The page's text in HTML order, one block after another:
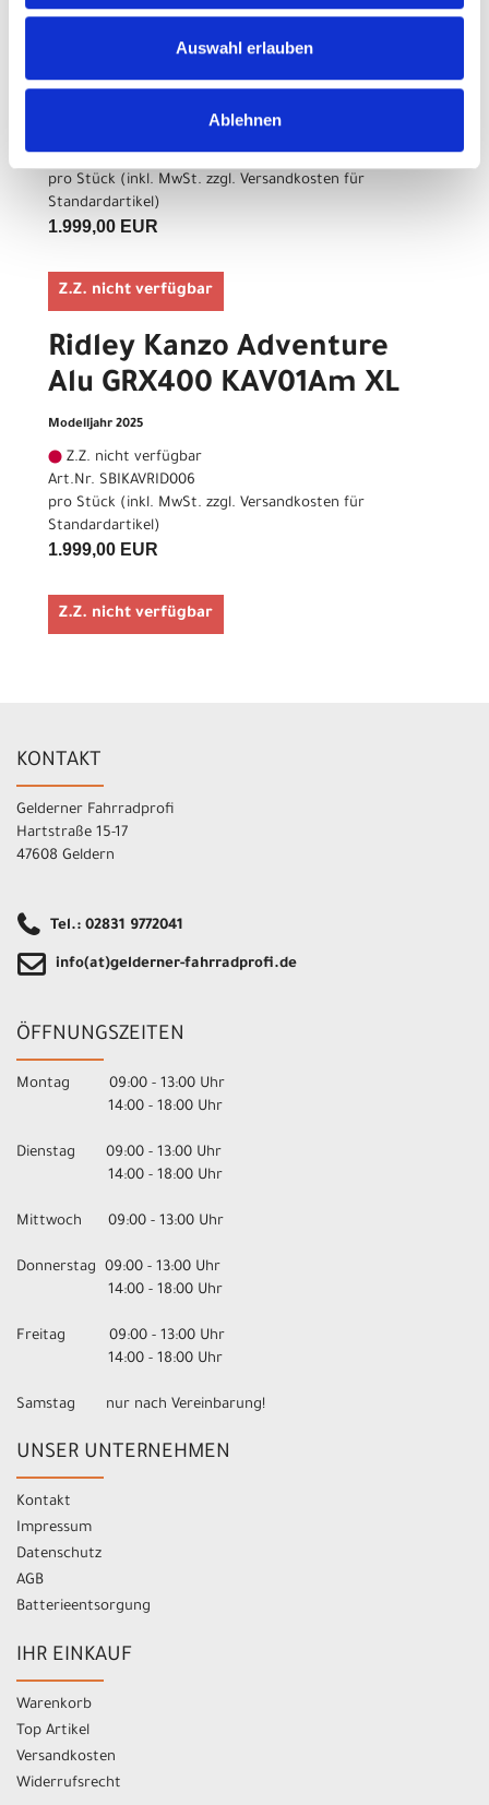
Auswahl erlauben
Ablehnen
Ridley Kanzo Adventure
Alu GRX400 KAV01Am S
Art.Nr. SBIKAVRID003
pro Stück (inkl. MwSt. zzgl. Versandkosten für
Standardartikel)
1.999,00 EUR
Z.Z. nicht verfügbar
Ridley Kanzo Adventure
Alu GRX400 KAV01Am XL
Modelljahr 2025
Z.Z. nicht verfügbar
Art.Nr. SBIKAVRID006
pro Stück (inkl. MwSt. zzgl. Versandkosten für
Standardartikel)
1.999,00 EUR
Z.Z. nicht verfügbar
KONTAKT
Gelderner Fahrradprofi
Hartstraße 15-17
47608 Geldern
Tel.: 02831 9772041
info(at)gelderner-fahrradprofi.de
ÖFFNUNGSZEITEN
Montag 09:00 - 13:00 Uhr
14:00 - 18:00 Uhr
Dienstag 09:00 - 13:00 Uhr
14:00 - 18:00 Uhr
Mittwoch 09:00 - 13:00 Uhr
Donnerstag 09:00 - 13:00 Uhr
14:00 - 18:00 Uhr
Freitag 09:00 - 13:00 Uhr
14:00 - 18:00 Uhr
Samstag nur nach Vereinbarung!
UNSER UNTERNEHMEN
Kontakt
Impressum
Datenschutz
AGB
Batterieentsorgung
IHR EINKAUF
Warenkorb
Top Artikel
Versandkosten
Widerrufsrecht